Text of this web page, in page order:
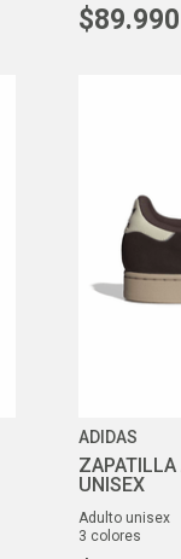
$89.990
ADIDAS
ZAPATILLA
UNISEX
adulto unisex
3 colores